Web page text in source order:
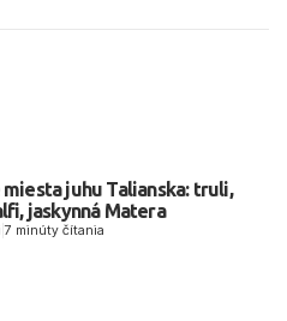
juhu Talianska: truli,
jaskynná Matera
|7 minúty čítania